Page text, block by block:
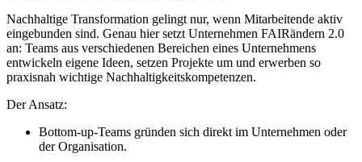
Nachhaltige Transformation gelingt nur, wenn Mitarbeitende aktiv
eingebunden sind. Genau hier setzt Unternehmen FAIRändern 2.0
an: Teams aus verschiedenen Bereichen eines Unternehmens
entwickeln eigene Ideen, setzen Projekte um und erwerben so
praxisnah wichtige Nachhaltigkeitskompetenzen.
Der Ansatz:
Bottom-up-Teams gründen sich direkt im Unternehmen oder
der Organisation.